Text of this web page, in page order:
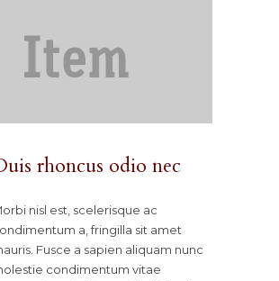
rhoncus odio nec
nisl est, scelerisque ac
a, fringilla sit amet
Fusce a sapien aliquam nunc
condimentum vitae